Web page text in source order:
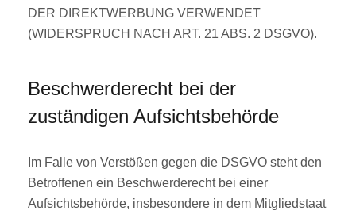
DER DIREKTWERBUNG VERWENDET
(WIDERSPRUCH NACH ART. 21 ABS. 2 DSGVO).
Beschwerde­recht bei der
zuständigen Aufsichts­behörde
Im Falle von Verstößen gegen die DSGVO steht den
Betroffenen ein Beschwerderecht bei einer
Aufsichtsbehörde, insbesondere in dem Mitgliedstaat